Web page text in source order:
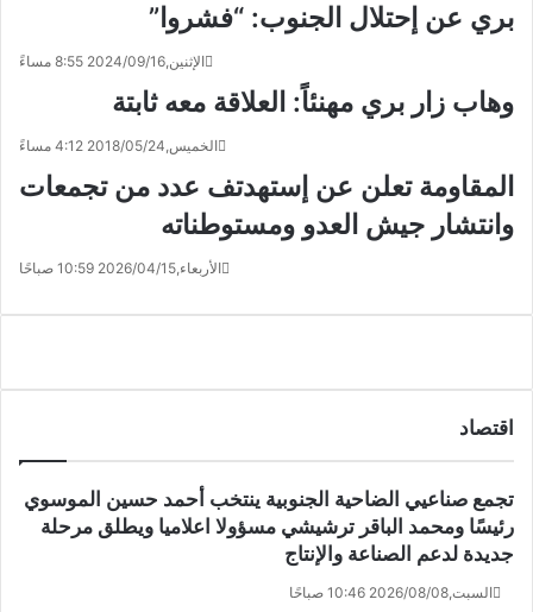
بري عن إحتلال الجنوب: “فشروا”
الإثنين,2024/09/16 8:55 مساءً
وهاب زار بري مهنئاً: العلاقة معه ثابتة
الخميس,2018/05/24 4:12 مساءً
المقاومة تعلن عن إستهدتف عدد من تجمعات
وانتشار جيش العدو ومستوطناته
الأربعاء,2026/04/15 10:59 صباحًا
اقتصاد
تجمع صناعيي الضاحية الجنوبية ينتخب أحمد حسين الموسوي
رئيسًا ومحمد الباقر ترشيشي مسؤولا اعلاميا ويطلق مرحلة
جديدة لدعم الصناعة والإنتاج
السبت,2026/08/08 10:46 صباحًا